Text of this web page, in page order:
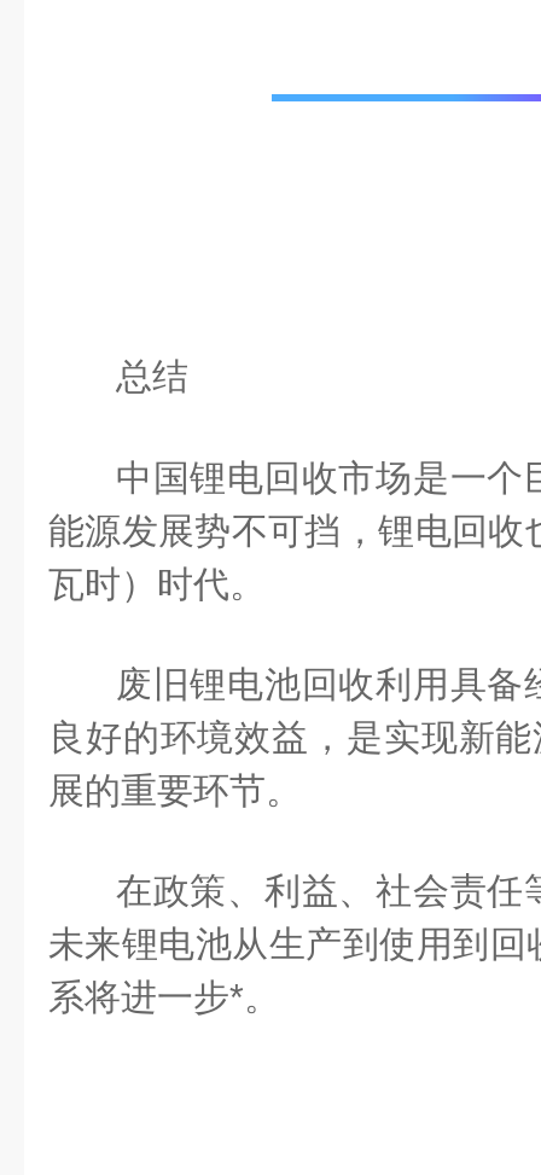
总结
中国锂电回收市场是一个
能源发展势不可挡，锂电回收
瓦时）时代。
废旧锂电池回收利用具备
良好的环境效益，是实现新
展的重要环节。
在政策、利益、社会责任
未来锂电池从生产到使用到
系将进一步*。